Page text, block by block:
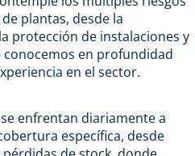
plantas, desde la
protección de instalaciones y
conocemos en profundidad
en el sector.
se enfrentan diariamente a
específica, desde